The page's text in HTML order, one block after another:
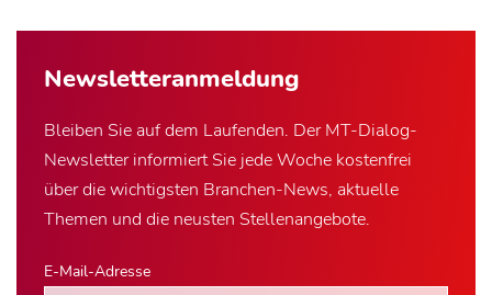
Newsletter­anmeldung
Bleiben Sie auf dem Laufenden. Der MT-Dialog-
Newsletter informiert Sie jede Woche kostenfrei
über die wichtigsten Branchen-News, aktuelle
Themen und die neusten Stellenangebote.
E-Mail-Adresse